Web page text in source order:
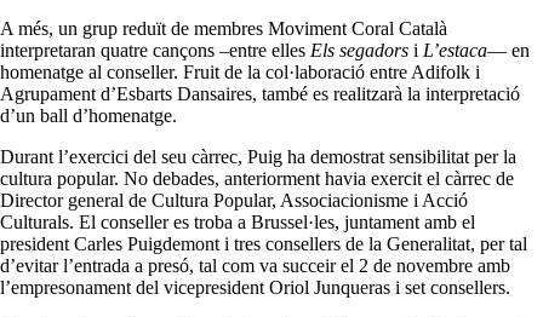
A més, un grup reduït de membres Moviment Coral Català
interpretaran quatre cançons –entre elles Els segadors i L’estaca— en
homenatge al conseller. Fruit de la col·laboració entre Adifolk i
Agrupament d’Esbarts Dansaires, també es realitzarà la interpretació
d’un ball d’homenatge.
Durant l’exercici del seu càrrec, Puig ha demostrat sensibilitat per la
cultura popular. No debades, anteriorment havia exercit el càrrec de
Director general de Cultura Popular, Associacionisme i Acció
Culturals. El conseller es troba a Brussel·les, juntament amb el
president Carles Puigdemont i tres consellers de la Generalitat, per tal
d’evitar l’entrada a presó, tal com va succeir el 2 de novembre amb
l’empresonament del vicepresident Oriol Junqueras i set consellers.